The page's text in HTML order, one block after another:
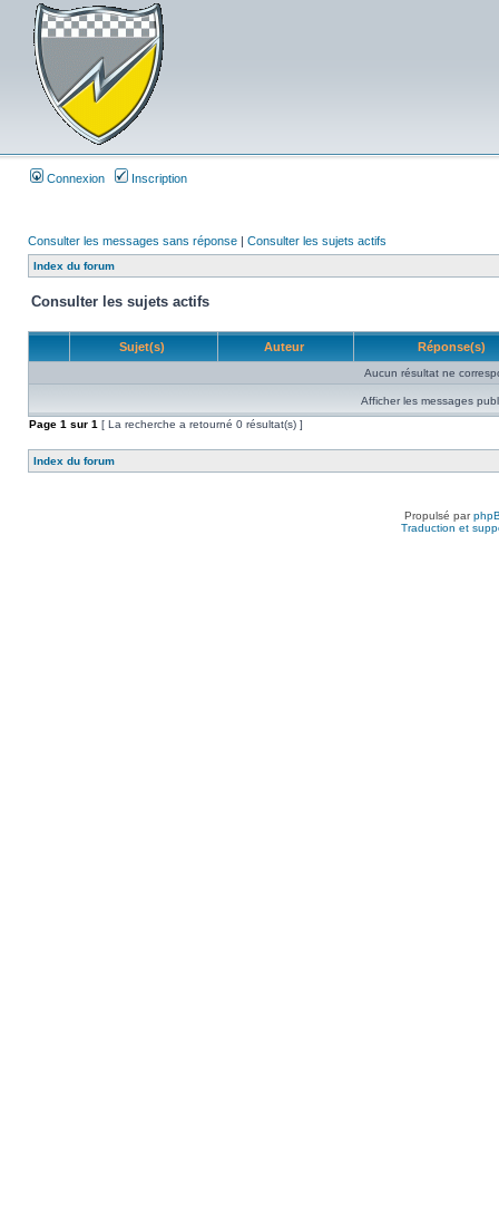
Connexion Inscription
Consulter les messages sans réponse | Consulter les sujets actifs
Index du forum
Consulter les sujets actifs
Sujet(s) Auteur Réponse(s)
Aucun résultat ne
Afficher les messages
Page 1 sur 1 [ La recherche a retourné 0 résultat(s) ]
Index du forum
Propulsé par
Traduction et